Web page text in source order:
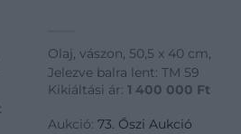
Olaj, vászon, 50,5 x 40 cm,
Jelezve balra lent: TM 59
Kikiáltási ár: 1 400 000 Ft
Aukció: 73. Őszi Aukció